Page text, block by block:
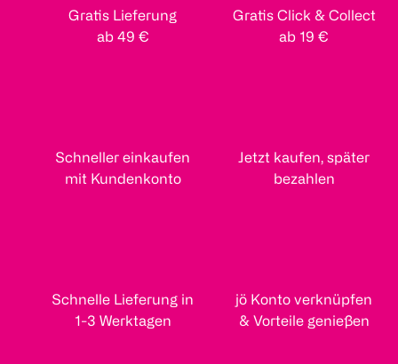
Gratis Lieferung
ab 49 €
Gratis Click & Collect
ab 19 €
Schneller einkaufen
mit Kundenkonto
Jetzt kaufen, später
bezahlen
Schnelle Lieferung in
1-3 Werktagen
jö Konto verknüpfen
& Vorteile genießen